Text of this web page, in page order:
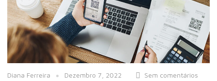
Diana Ferreira Dezembro 7, 2022 Sem comentários